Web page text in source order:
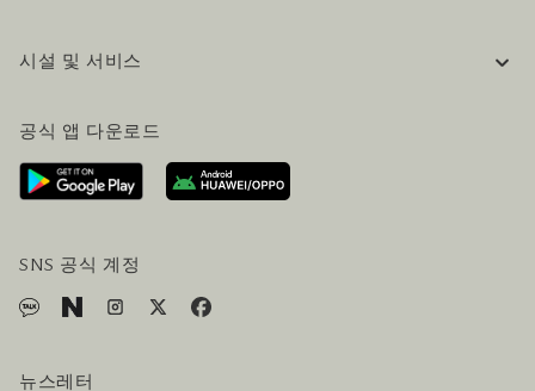
채용 / 커리어
문의하기
시설 및 서비스
방문 계획
오시는길
방문객 서비스
공식 앱 다운로드
SNS 공식 계정
뉴스레터